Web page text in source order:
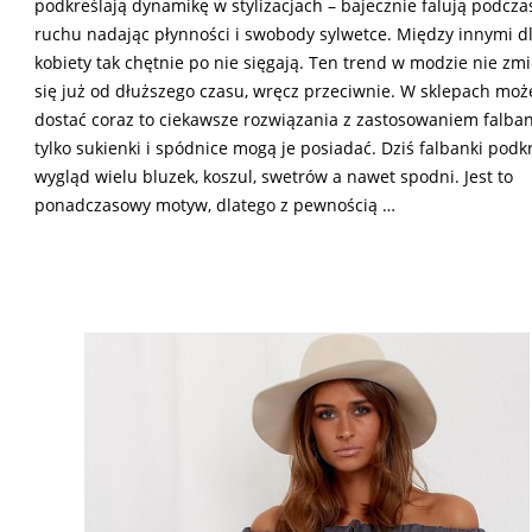
podkreślają dynamikę w stylizacjach – bajecznie falują
ruchu nadając płynności i swobody sylwetce. Między innymi
kobiety tak chętnie po nie sięgają. Ten trend w modzie nie
się już od dłuższego czasu, wręcz przeciwnie. W sklepach
dostać coraz to ciekawsze rozwiązania z zastosowaniem
tylko sukienki i spódnice mogą je posiadać. Dziś falbanki
wygląd wielu bluzek, koszul, swetrów a nawet spodni. Jest to
ponadczasowy motyw, dlatego z pewnością …